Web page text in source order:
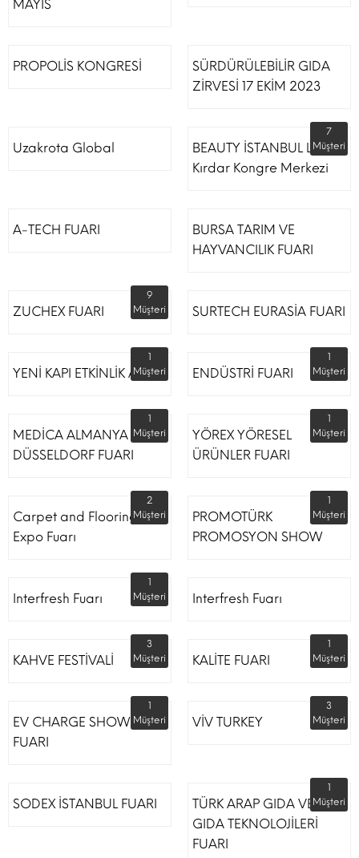
MAYIS
PROPOLİS KONGRESİ
SÜRDÜRÜLEBİLİR GIDA
ZİRVESİ 17 EKİM 2023
Uzakrota Global
BEAUTY İSTANBUL Lütfi
Kırdar Kongre Merkezi
7
Müşteri
A-TECH FUARI
BURSA TARIM VE
HAYVANCILIK FUARI
ZUCHEX FUARI
9
Müşteri
SURTECH EURASİA FUARI
YENİ KAPI ETKİNLİK ALANI
1
Müşteri
ENDÜSTRİ FUARI
1
Müşteri
MEDİCA ALMANYA
DÜSSELDORF FUARI
1
Müşteri
YÖREX YÖRESEL
ÜRÜNLER FUARI
1
Müşteri
Carpet and Flooring
Expo Fuarı
2
Müşteri
PROMOTÜRK
PROMOSYON SHOW
1
Müşteri
Interfresh Fuarı
1
Müşteri
Interfresh Fuarı
KAHVE FESTİVALİ
3
Müşteri
KALİTE FUARI
1
Müşteri
EV CHARGE SHOW
FUARI
1
Müşteri
VİV TURKEY
3
Müşteri
SODEX İSTANBUL FUARI
TÜRK ARAP GIDA VE
GIDA TEKNOLOJİLERİ
FUARI
1
Müşteri